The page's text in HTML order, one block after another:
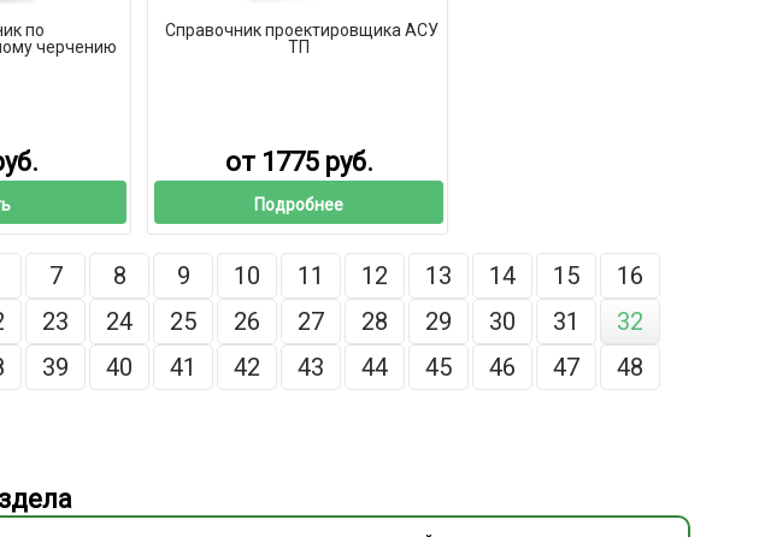
по
черчению
Справочник проектировщика АСУ
ТП
от 1775 руб.
Подробнее
7 8 9 10 11 12 13 14 15
16
23 24 25 26 27 28 29 30 31
32
39 40 41 42 43 44 45 46 47 48